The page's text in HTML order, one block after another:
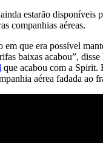
estarão disponíveis
companhias aéreas.
em que era possível
baixas acabou”,
que acabou com a Spirit.
aérea fadada ao